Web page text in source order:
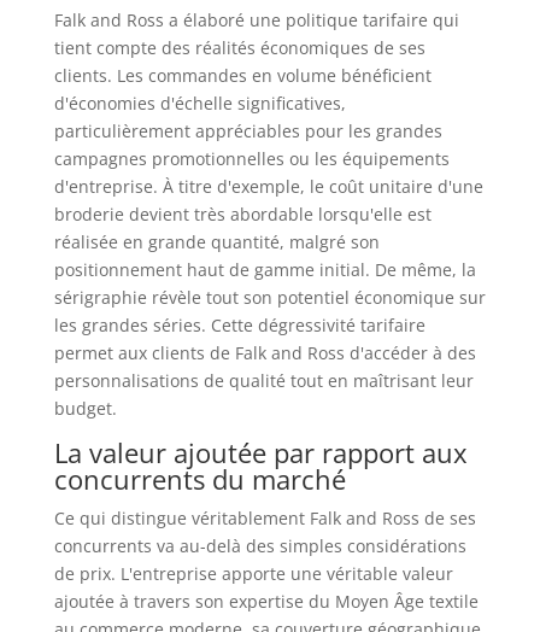
Falk and Ross a élaboré une politique tarifaire qui
tient compte des réalités économiques de ses
clients. Les commandes en volume bénéficient
d'économies d'échelle significatives,
particulièrement appréciables pour les grandes
campagnes promotionnelles ou les équipements
d'entreprise. À titre d'exemple, le coût unitaire d'une
broderie devient très abordable lorsqu'elle est
réalisée en grande quantité, malgré son
positionnement haut de gamme initial. De même, la
sérigraphie révèle tout son potentiel économique sur
les grandes séries. Cette dégressivité tarifaire
permet aux clients de Falk and Ross d'accéder à des
personnalisations de qualité tout en maîtrisant leur
budget.
La valeur ajoutée par rapport aux
concurrents du marché
Ce qui distingue véritablement Falk and Ross de ses
concurrents va au-delà des simples considérations
de prix. L'entreprise apporte une véritable valeur
ajoutée à travers son expertise du Moyen Âge textile